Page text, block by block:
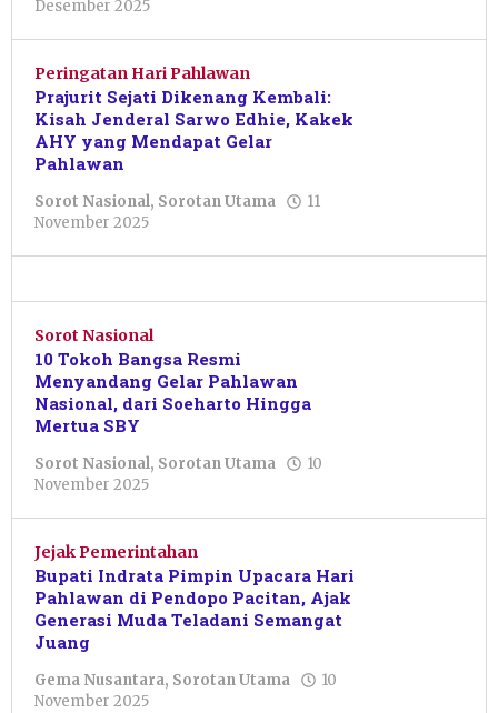
Desember 2025
Purnawan
Peringatan Hari Pahlawan
Prajurit Sejati Dikenang Kembali:
Kisah Jenderal Sarwo Edhie, Kakek
AHY yang Mendapat Gelar
Pahlawan
Sorot Nasional, Sorotan Utama
11
November 2025
Sorot Nasional
10 Tokoh Bangsa Resmi
Menyandang Gelar Pahlawan
Nasional, dari Soeharto Hingga
Mertua SBY
Sorot Nasional, Sorotan Utama
10
November 2025
Jejak Pemerintahan
Bupati Indrata Pimpin Upacara Hari
Pahlawan di Pendopo Pacitan, Ajak
Generasi Muda Teladani Semangat
Juang
Gema Nusantara, Sorotan Utama
10
November 2025